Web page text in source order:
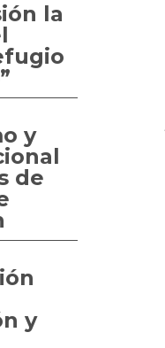
la
y
de
y